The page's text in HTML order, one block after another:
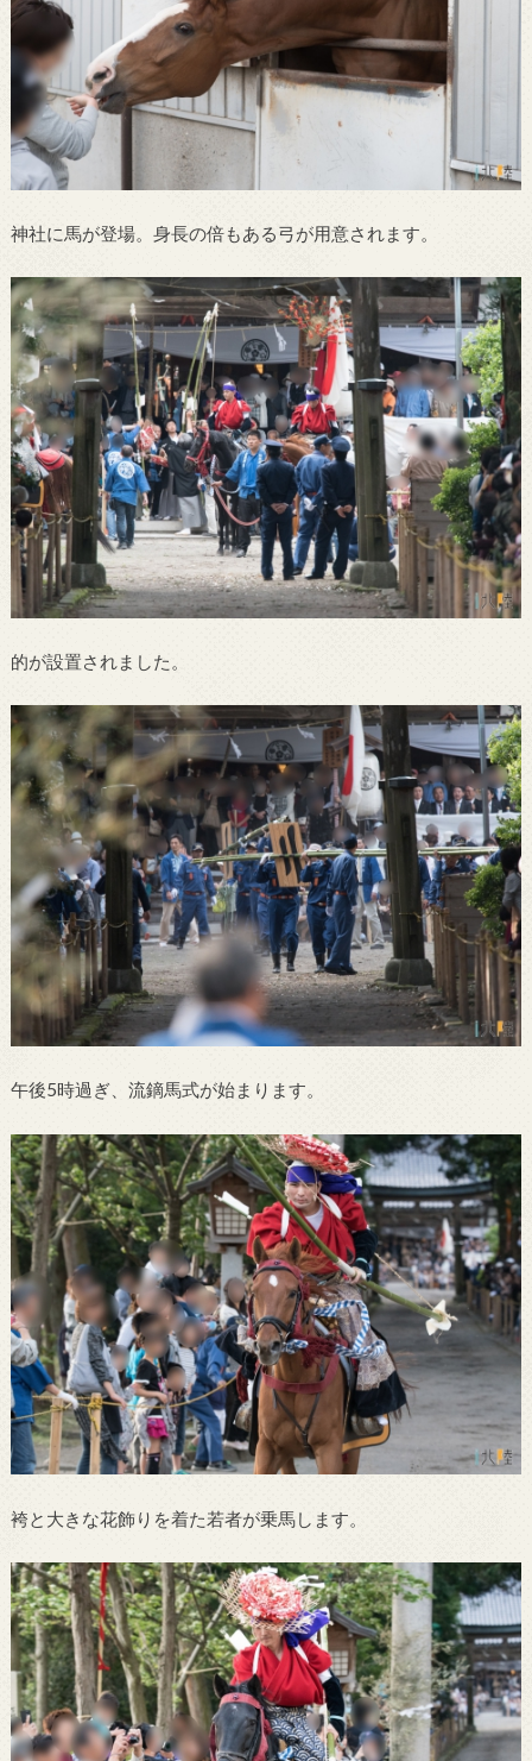
神社に馬が登場。身長の倍もある弓が用意されます。
的が設置されました。
午後5時過ぎ、流鏑馬式が始まります。
袴と大きな花飾りを着た若者が乗馬します。